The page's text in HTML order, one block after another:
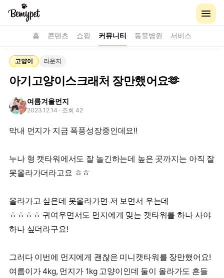
홈 콘텐츠 쇼핑 커뮤니티 동물병원 서비스
고양이 라운지
아기고양이스크래처 장만했어요🫶
여름겨울먼지
2023.12.14 · 조회 42
막내 먼지가 지금 폭풍성장중인데요!!
누나 형 캣타워에서도 잘 놀긴하는데 높은 곳까지는 아직 잘
못올라가더라고요 ㅎㅎ
올라가고 싶은데 못올라가면 저 보면서 우는데
ㅎㅎㅎㅎ 귀여우면서도 먼지에게 맞는 캣타워를 하나 사야
하나 싶더라구요!
그러다 이번에 먼지에게 괜찮은 미니캣타워를 장만했어요!
여름이가 4kg, 먼지가 1kg 고양이인데 둘이 올라가도 흔들